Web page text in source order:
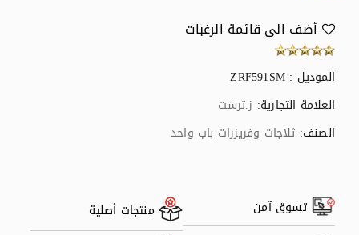
أضف الى قائمة الرغبات
الموديل : ZRF591SM
العلامة التجارية: ز.ترست
الصنف: ثلاجات وفريزرات باب واحد
تسوق آمن
منتجات أصلية